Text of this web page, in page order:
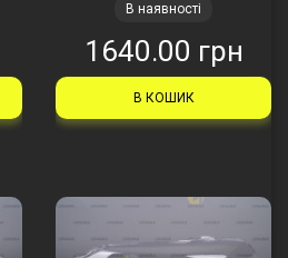
В наявності
1640.00 грн
В КОШИК